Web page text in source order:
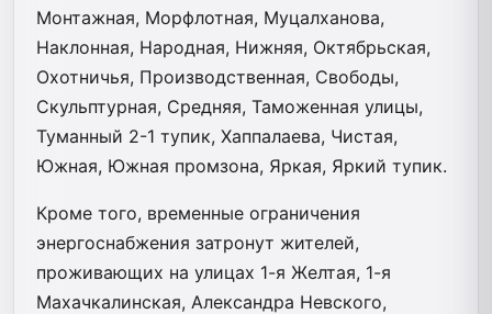
Монтажная, Морфлотная, Муцалханова,
Наклонная, Народная, Нижняя, Октябрьская,
Охотничья, Производственная, Свободы,
Скульптурная, Средняя, Таможенная улицы,
Туманный 2-1 тупик, Хаппалаева, Чистая,
Южная, Южная промзона, Яркая, Яркий тупик.
Кроме того, временные ограничения
энергоснабжения затронут жителей,
проживающих на улицах 1-я Желтая, 1-я
Махачкалинская, Александра Невского,